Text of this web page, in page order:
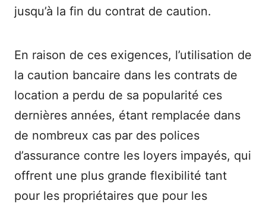
jusqu’à la fin du contrat de caution.
En raison de ces exigences, l’utilisation de
la caution bancaire dans les contrats de
location a perdu de sa popularité ces
dernières années, étant remplacée dans
de nombreux cas par des polices
d’assurance contre les loyers impayés, qui
offrent une plus grande flexibilité tant
pour les propriétaires que pour les